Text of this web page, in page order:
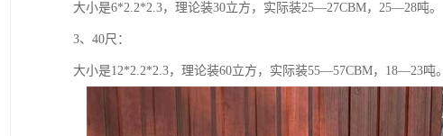
大小是6*2.2*2.3，理论装30立方，实际装25—27CBM，25—28吨。
3、40尺：
大小是12*2.2*2.3，理论装60立方，实际装55—57CBM，18—23吨。